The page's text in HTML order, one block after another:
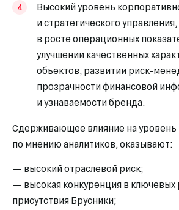
Высокий уровень
и стратегического
в росте операционных
улучшении качественных
объектов, развитии риск-
прозрачности финансовой
и узнаваемости бренда.
Сдерживающее влияние на уровень
по мнению аналитиков, оказывают:
— высокий отраслевой риск;
— высокая конкуренция в ключевых
присутствия Брусники;